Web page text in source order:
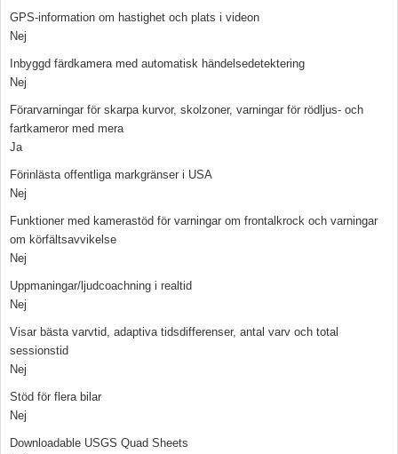
GPS-information om hastighet och plats i videon
Nej
Inbyggd färdkamera med automatisk händelsedetektering
Nej
Förarvarningar för skarpa kurvor, skolzoner, varningar för rödljus- och
fartkameror med mera
Ja
Förinlästa offentliga markgränser i USA
Nej
Funktioner med kamerastöd för varningar om frontalkrock och varningar
om körfältsavvikelse
Nej
Uppmaningar/ljudcoachning i realtid
Nej
Visar bästa varvtid, adaptiva tidsdifferenser, antal varv och total
sessionstid
Nej
Stöd för flera bilar
Nej
Downloadable USGS Quad Sheets